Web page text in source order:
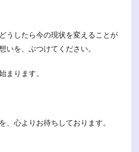
うしたら今の現状を変えることが
いを、ぶつけてください。
まります。
、心よりお待ちしております。